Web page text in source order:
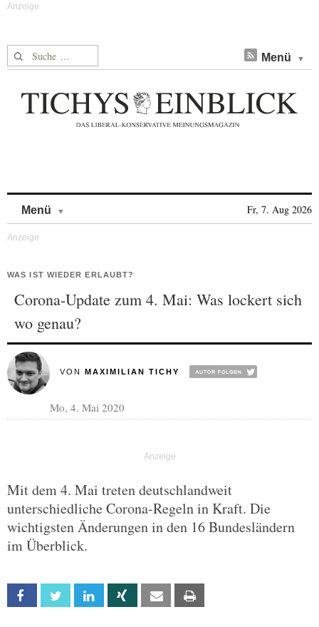
Suche nach: Menü
Menü Fr, 7. Aug 2026
WAS IST WIEDER ERLAUBT?
Corona-Update zum 4. Mai: Was lockert sich
wo genau?
VON MAXIMILIAN TICHY
Mo, 4. Mai 2020
Mit dem 4. Mai treten deutschlandweit
unterschiedliche Corona-Regeln in Kraft. Die
wichtigsten Änderungen in den 16 Bundesländern
im Überblick.
Facebook Twitter Linkedin Xing Email